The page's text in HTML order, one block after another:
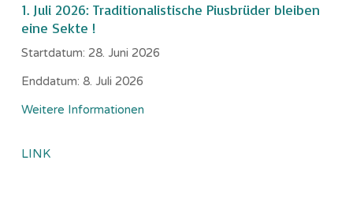
1. Juli 2026: Traditionalistische Piusbrüder bleiben
eine Sekte !
Startdatum: 28. Juni 2026
Enddatum: 8. Juli 2026
Weitere Informationen
LINK